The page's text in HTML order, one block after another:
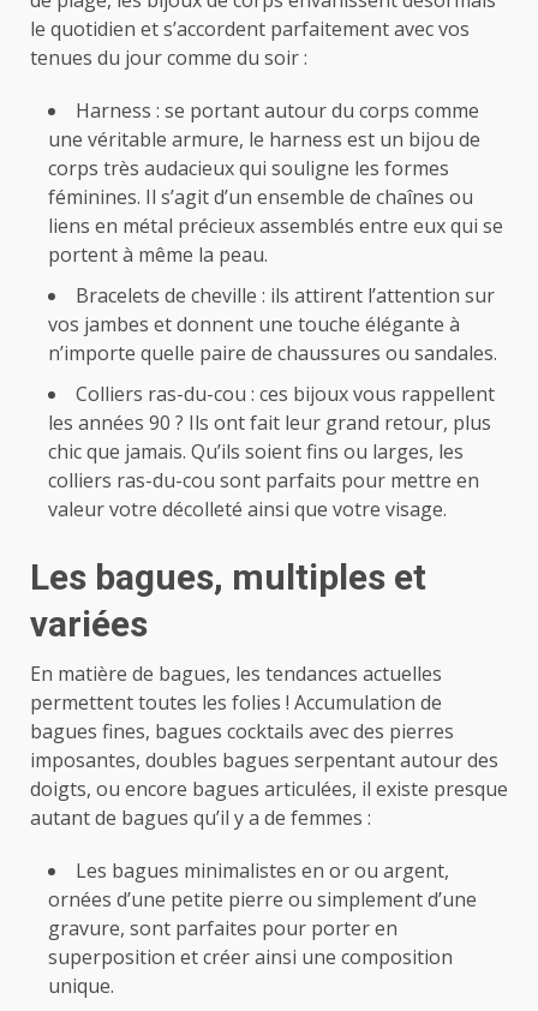
le quotidien et s’accordent parfaitement avec vos
tenues du jour comme du soir :
Harness : se portant autour du corps comme
une véritable armure, le harness est un bijou de
corps très audacieux qui souligne les formes
féminines. Il s’agit d’un ensemble de chaînes ou
liens en métal précieux assemblés entre eux qui se
portent à même la peau.
Bracelets de cheville : ils attirent l’attention sur
vos jambes et donnent une touche élégante à
n’importe quelle paire de chaussures ou sandales.
Colliers ras-du-cou : ces bijoux vous rappellent
les années 90 ? Ils ont fait leur grand retour, plus
chic que jamais. Qu’ils soient fins ou larges, les
colliers ras-du-cou sont parfaits pour mettre en
valeur votre décolleté ainsi que votre visage.
Les bagues, multiples et
variées
En matière de bagues, les tendances actuelles
permettent toutes les folies ! Accumulation de
bagues fines, bagues cocktails avec des pierres
imposantes, doubles bagues serpentant autour des
doigts, ou encore bagues articulées, il existe presque
autant de bagues qu’il y a de femmes :
Les bagues minimalistes en or ou argent,
ornées d’une petite pierre ou simplement d’une
gravure, sont parfaites pour porter en
superposition et créer ainsi une composition
unique.